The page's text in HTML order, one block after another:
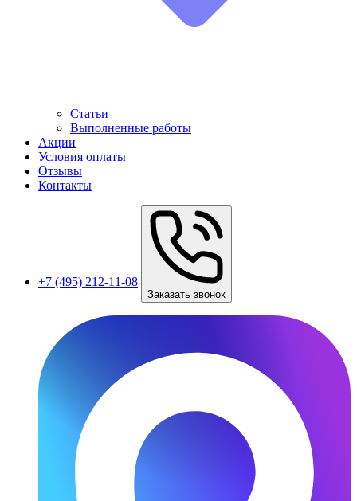
Статьи
Выполненные работы
Акции
Условия оплаты
Отзывы
Контакты
+7 (495) 212-11-08
Заказать звонок